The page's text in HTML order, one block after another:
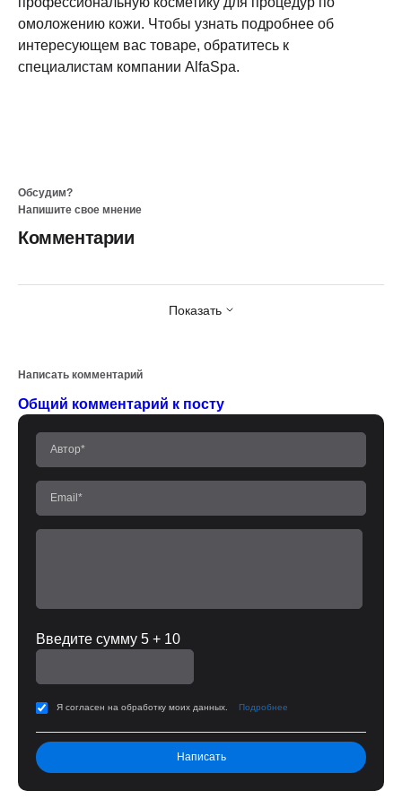
омоложению кожи . Чтобы узнать подробнее об
интересующем вас товаре, обратитесь к
специалистам компании AlfaSpa.
Обсудим?
Напишите свое мнение
Комментарии
Показать
Написать комментарий
Общий комментарий к посту
Введите сумму 5 + 10
Я согласен на обработку моих данных. Подробнее